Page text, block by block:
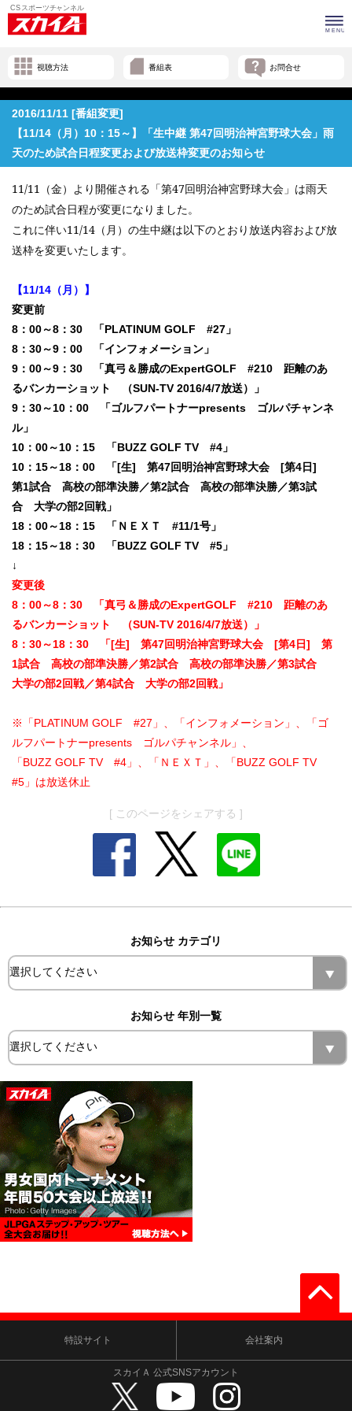
視聴方法 番組表 お問合せ
2016/11/11 [番組変更]
【11/14（月）10：15～】「生中継 第47回明治神宮野球大会」雨
天のため試合日程変更および放送枠変更のお知らせ
11/11 （金）より開催される「第47回明治神宮野球大会」は雨天
のため試合日程が変更になりました。
これに伴い11/14 （月）の生中継は以下のとおり放送内容および放
送枠を変更いたします。
【11/14（月）】
変更前
8：00～8：30 「PLATINUM GOLF #27」
8：30～9：00 「インフォメーション」
9：00～9：30 「真弓＆勝成のExpertGOLF #210 距離のあ
るバンカーショット （SUN-TV 2016/4/7放送）」
9：30～10：00 「ゴルフパートナーpresents ゴルパチャンネ
ル」
10：00～10：15 「BUZZ GOLF TV #4」
10：15～18：00 「[生] 第47回明治神宮野球大会 [第4日]
第1試合 高校の部準決勝／第2試合 高校の部準決勝／第3試
合 大学の部2回戦」
18：00～18：15 「ＮＥＸＴ #11/1号」
18：15～18：30 「BUZZ GOLF TV #5」
↓
変更後
8：00～8：30 「真弓＆勝成のExpertGOLF #210 距離のあ
るバンカーショット （SUN-TV 2016/4/7放送）」
8：30～18：30 「[生] 第47回明治神宮野球大会 [第4日] 第
1試合 高校の部準決勝／第2試合 高校の部準決勝／第3試合
大学の部2回戦／第4試合 大学の部2回戦」
※「PLATINUM GOLF #27」、「インフォメーション」、「ゴ
ルフパートナーpresents ゴルパチャンネル」、
「BUZZ GOLF TV #4」、「ＮＥＸＴ」、「BUZZ GOLF TV
#5」は放送休止
[ このページをシェアする ]
お知らせ カテゴリ
お知らせ 年別一覧
特設サイト 会社案内
スカイＡ 公式SNSアカウント